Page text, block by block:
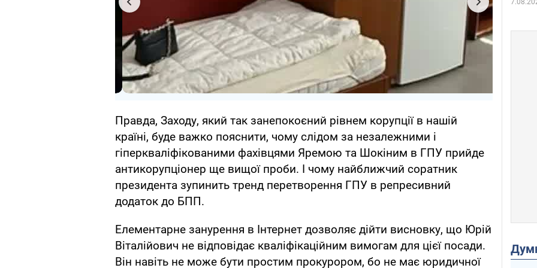
Правда, Заходу, який так занепокоєний рівнем корупції в нашій
країні, буде важко пояснити, чому слідом за незалежними і
гіперкваліфікованими фахівцями Яремою та Шокіним в ГПУ прийде
антикорупціонер ще вищої проби. І чому найближчий соратник
президента зупинить тренд перетворення ГПУ в репресивний
додаток до БПП.
Елементарне занурення в Інтернет дозволяє дійти висновку, що Юрій
Віталійович не відповідає кваліфікаційним вимогам для цієї посади.
Він навіть не може бути простим прокурором, бо не має юридичної